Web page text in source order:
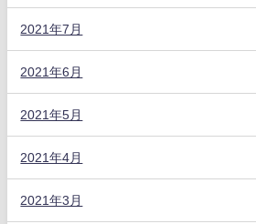
2021年7月
2021年6月
2021年5月
2021年4月
2021年3月